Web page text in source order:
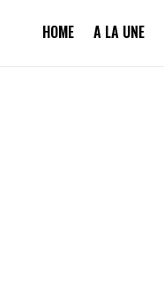
HOME A LA UNE